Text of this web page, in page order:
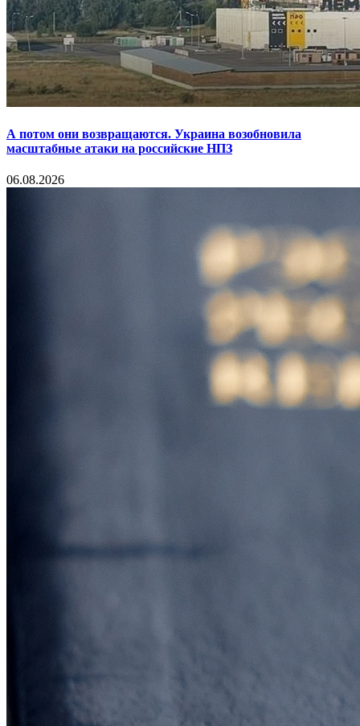
А потом они возвращаются. Украина возобновила
масштабные атаки на российские НПЗ
06.08.2026